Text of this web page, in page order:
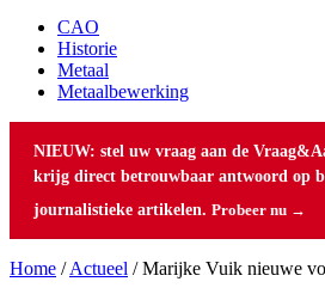
CAO
Historie
Metaal
Metaalbewerking
NIEUW: stel uw vraag aan de
krijg direct betrouwbaar antwoord op
journalistieke artikelen. Probeer nu →
Home /Actueel /Marijke Vuik nieuwe